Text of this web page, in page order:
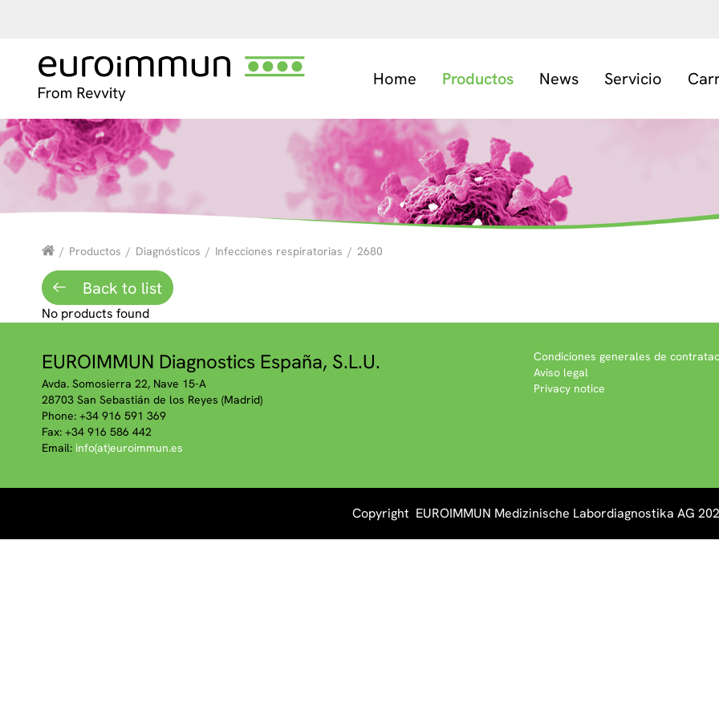
Home Productos News Servicio
/ Productos / Diagnósticos / Infecciones respiratorias / 2680
Back to list
No products found
EUROIMMUN Diagnostics España, S.L.U.
Avda. Somosierra 22, Nave 15-A
28703 San Sebastián de los Reyes (Madrid)
Phone: +34 916 591 369
Fax: +34 916 586 442
Email: info(at)euroimmun.es
Condiciones generales de
Aviso legal
Privacy notice
Copyright EUROIMMUN Medizinische Labordiagnostika AG